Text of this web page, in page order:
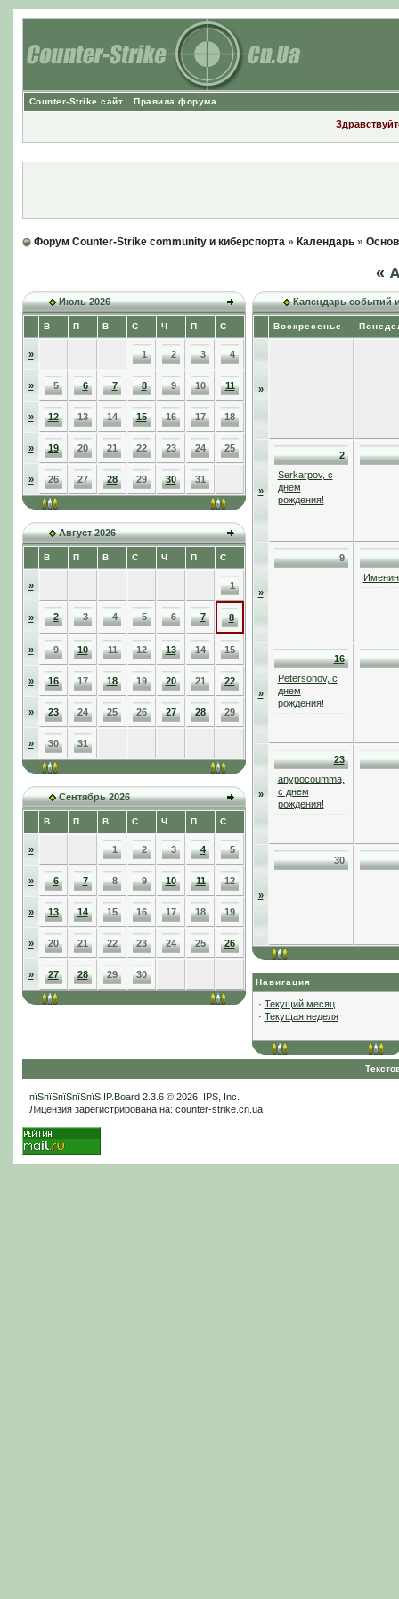
Counter-Strike сайт Правила форума
Форум Counter-Strike community и киберспорта» Календарь»
«
Июль 2026
В П В С Ч П С
» 1 2 3 4
» 5 6 7 8 9 10 11
» 12 13 14 15 16 17 18
» 19 20 21 22 23 24 25
» 26 27 28 29 30 31
Август 2026
В П В С Ч П С
» 1
» 2 3 4 5 6 7 8
» 9 10 11 12 13 14 15
» 16 17 18 19 20 21 22
» 23 24 25 26 27 28 29
» 30 31
Сентябрь 2026
В П В С Ч П С
» 1 2 3 4 5
» 6 7 8 9 10 11 12
» 13 14 15 16 17 18 19
» 20 21 22 23 24 25 26
» 27 28 29 30
Календарь событий
Воскресенье
»
»
2
Serkarpov, с
днем
рождения!
»
9
»
16
Petersonov, с
днем
рождения!
»
23
anypocoumma,
с днем
рождения!
»
30
Навигация
· Текущий месяц
· Текущая неделя
пїЅпїЅпїЅпїЅпїЅ IP.Board2.3.6 © 2026 IPS, Inc
Лицензия зарегистрирована на: counter-strike.cn.ua